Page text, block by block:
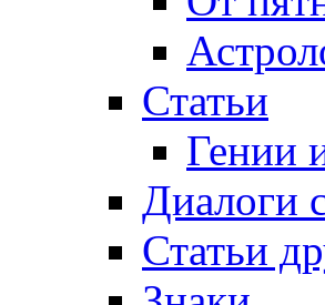
Статьи
Гении
Диалоги
Статьи